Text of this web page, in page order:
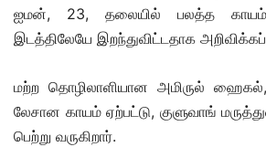
ஐமன், 23, தலையில் பலத்த
இடத்திலேயே இறந்துவிட்டதாக
மற்ற தொழிலாளியான அமிருல்
லேசான காயம் ஏற்பட்டு, குளுவாங்
பெற்று வருகிறார்.